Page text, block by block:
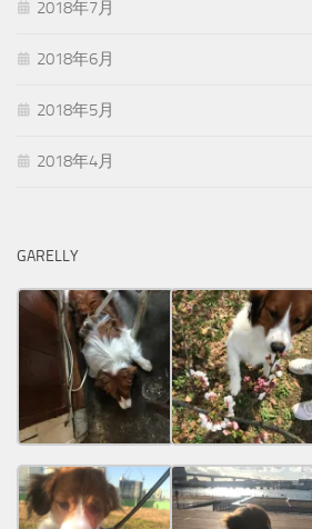
2018年7月
2018年6月
2018年5月
2018年4月
GARELLY